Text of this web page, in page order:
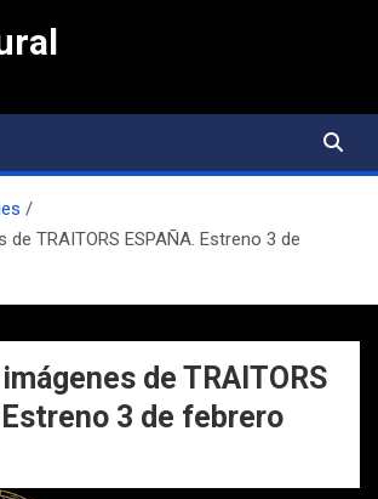
TRAITORS ESPAÑA. Estreno 3 de
de TRAITORS
Estreno 3 de febrero